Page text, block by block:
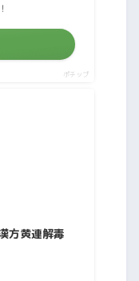
ポチップ
方黄連解毒